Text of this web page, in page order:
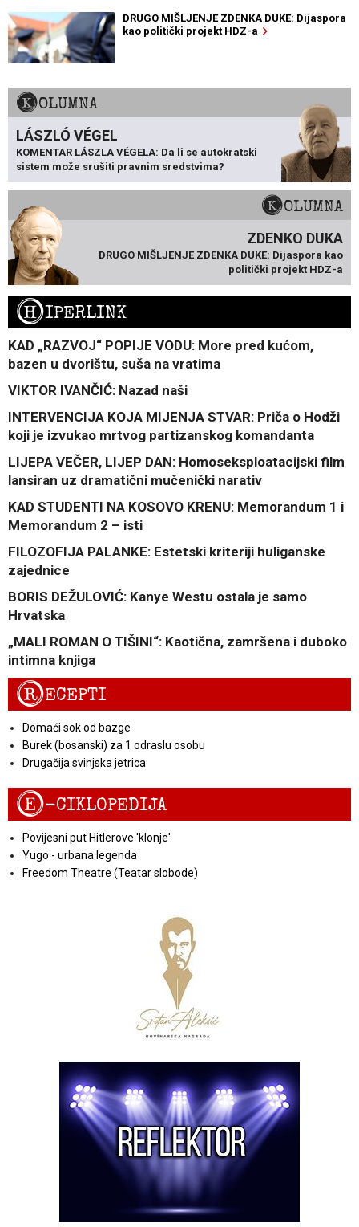
DRUGO MIŠLJENJE ZDENKA DUKE: Dijaspora
kao politički projekt HDZ-a
KOLUMNA
LÁSZLÓ VÉGEL
KOMENTAR LÁSZLA VÉGELA: Da li se autokratski
sistem može srušiti pravnim sredstvima?
KOLUMNA
ZDENKO DUKA
DRUGO MIŠLJENJE ZDENKA DUKE: Dijaspora kao
politički projekt HDZ-a
HIPERLINK
KAD „RAZVOJ“ POPIJE VODU: More pred kućom,
bazen u dvorištu, suša na vratima
VIKTOR IVANČIĆ: Nazad naši
INTERVENCIJA KOJA MIJENJA STVAR: Priča o Hodži
koji je izvukao mrtvog partizanskog komandanta
LIJEPA VEČER, LIJEP DAN: Homoseksploatacijski film
lansiran uz dramatični mučenički narativ
KAD STUDENTI NA KOSOVO KRENU: Memorandum 1 i
Memorandum 2 – isti
FILOZOFIJA PALANKE: Estetski kriteriji huliganske
zajednice
BORIS DEŽULOVIĆ: Kanye Westu ostala je samo
Hrvatska
„MALI ROMAN O TIŠINI“: Kaotična, zamršena i duboko
intimna knjiga
RECEPTI
Domaći sok od bazge
Burek (bosanski) za 1 odraslu osobu
Drugačija svinjska jetrica
E-CIKLOPEDIJA
Povijesni put Hitlerove 'klonje'
Yugo - urbana legenda
Freedom Theatre (Teatar slobode)